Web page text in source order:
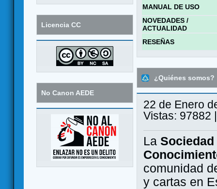
Licencia CC
No Canon AEDE
MANUAL DE USO
NOVEDADES /
ACTUALIDAD
RESEÑAS
¿Quiénes somos?
22 de Enero
Vistas: 97882
La
comunidad
y cartas en